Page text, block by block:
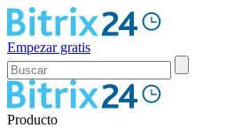
Empezar gratis
Producto